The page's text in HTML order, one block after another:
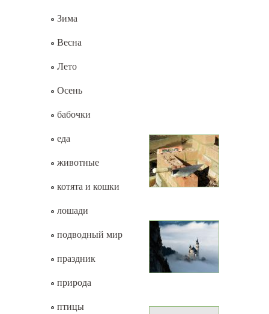
Зима
Весна
Лето
Осень
бабочки
еда
животные
котята и кошки
лошади
подводный мир
праздник
природа
птицы